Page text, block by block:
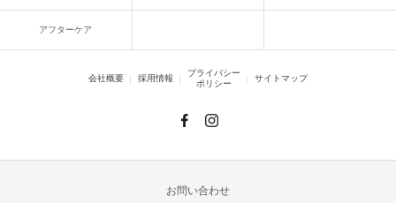
アフターケア
会社概要 採用情報
プライバシー
ポリシー
サイトマップ
お問い合わせ